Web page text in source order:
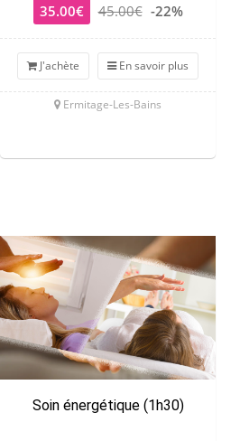
35.00€ 45.00€ -22%
J'achète En savoir plus
Ermitage-Les-Bains
Soin énergétique (1h30)